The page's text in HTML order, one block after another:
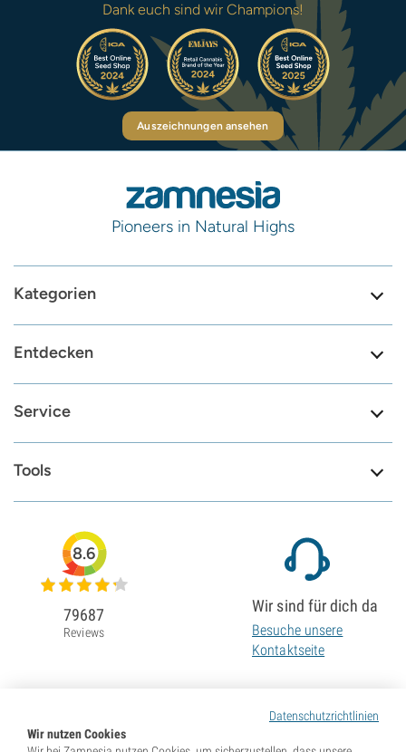
Dank euch sind wir Champions!
Auszeichnungen ansehen
Pioneers in Natural Highs
Kategorien
Entdecken
Service
Tools
Datenschutzrichtlinien
Wir nutzen Cookies
8.6
79687
Reviews
Wir sind für dich da
Besuche unsere
Kontaktseite